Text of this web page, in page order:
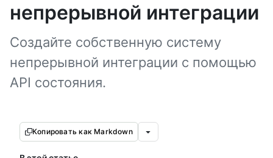
непрерывной интеграции
Создайте собственную систему
непрерывной интеграции с помощью
API состояния.
Копировать как Markdown